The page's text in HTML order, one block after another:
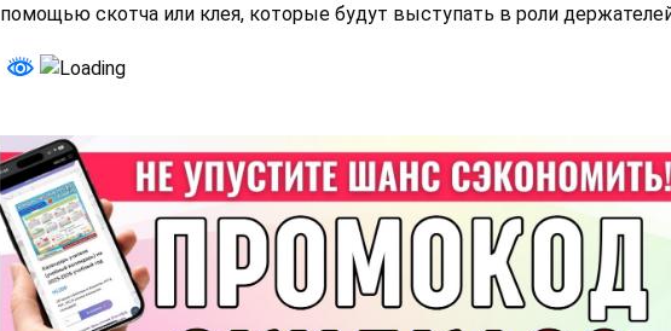
помощью скотча или клея, которые будут выступать в роли